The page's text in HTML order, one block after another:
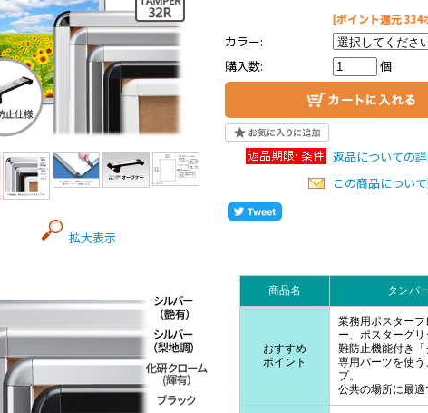
拡大表示
[ポイント還元 334
カラー:
購入数:
個
返品についての
この商品につい
商品名 タンパ
おすすめ
ポイント
業務用ポスター
ー、ポスターグ
難防止機能付き「
専用パーツを使
プ。
公共の場所に最適